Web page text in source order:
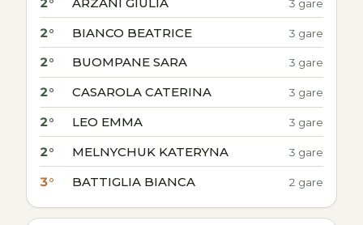
3 gare
2° BIANCO BEATRICE 3 gare
2° BUOMPANE SARA 3 gare
2° CASAROLA CATERINA 3 gare
2° LEO EMMA 3 gare
2° MELNYCHUK KATERYNA 3 gare
3° BATTIGLIA BIANCA 2 gare